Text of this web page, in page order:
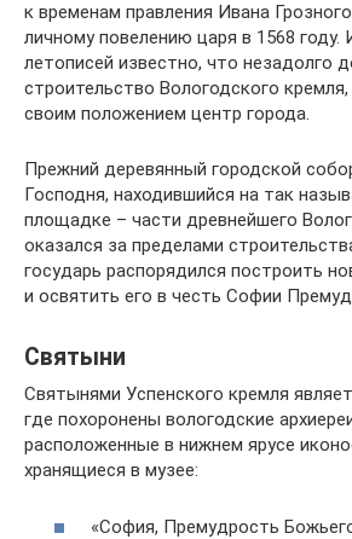
к временам правления Ивана
личному повелению царя в 1568 году.
летописей известно, что незадолго
строительство Вологодского
своим положением центр города.
Прежний деревянный городской
Господня, находившийся на так
площадке – части древнейшего
оказался за пределами
государь распорядился построить
и освятить его в честь Софии
Святыни
Святынями Успенского кремля
где похоронены вологодские
расположенные в нижнем ярусе
хранящиеся в музее:
«София, Премудрость